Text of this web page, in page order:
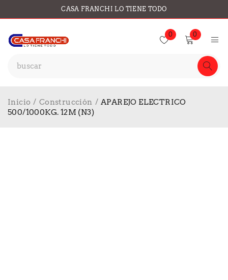
CASA FRANCHI LO TIENE TODO
0 0
Inicio / Construcción / APAREJO ELECTRICO
500/1000KG. 12M (N3)